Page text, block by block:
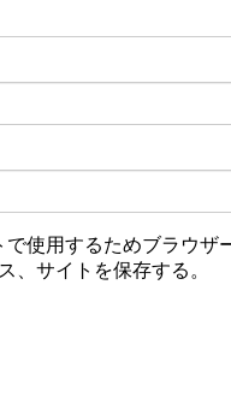
で使用するためブラウザ
、サイトを保存する。